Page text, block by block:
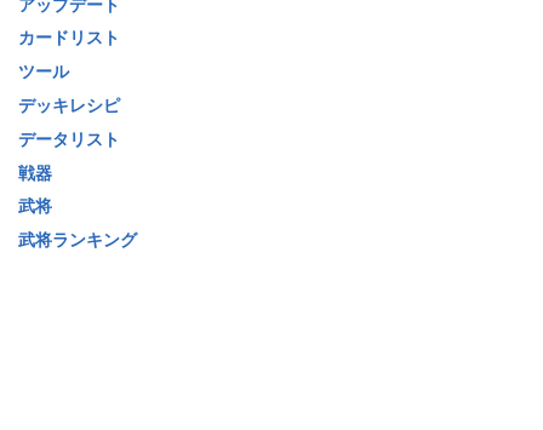
アップデート
カードリスト
ツール
デッキレシピ
データリスト
戦器
武将
武将ランキング